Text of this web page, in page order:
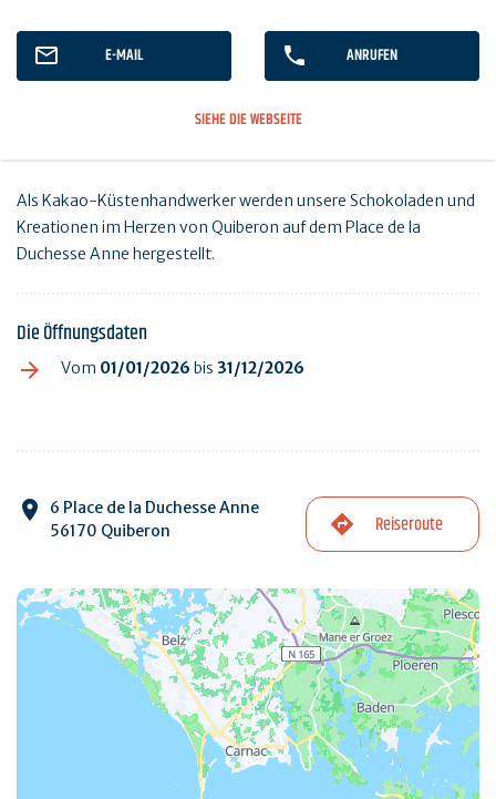
E-MAIL ANRUFEN
SIEHE DIE WEBSEITE
Als Kakao-Küstenhandwerker werden unsere Schokoladen und
Kreationen im Herzen von Quiberon auf dem Place de la
Duchesse Anne hergestellt.
Die Öffnungsdaten
Vom 01/01/2026 bis 31/12/2026
6 Place de la Duchesse Anne
56170 Quiberon
Reiseroute